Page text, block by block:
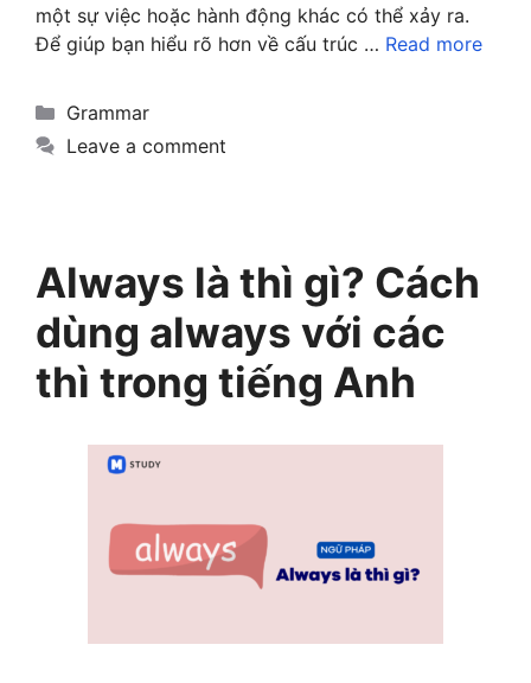
một sự việc hoặc hành động khác có thể xảy ra.
Để giúp bạn hiểu rõ hơn về cấu trúc … Read more
Categories
Grammar
Leave a comment
Always là thì gì? Cách
dùng always với các
thì trong tiếng Anh